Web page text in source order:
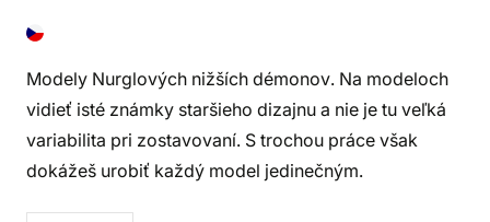
Modely Nurglových nižších démonov. Na modeloch
vidieť isté známky staršieho dizajnu a nie je tu veľká
variabilita pri zostavovaní. S trochou práce však
dokážeš urobiť každý model jedinečným.